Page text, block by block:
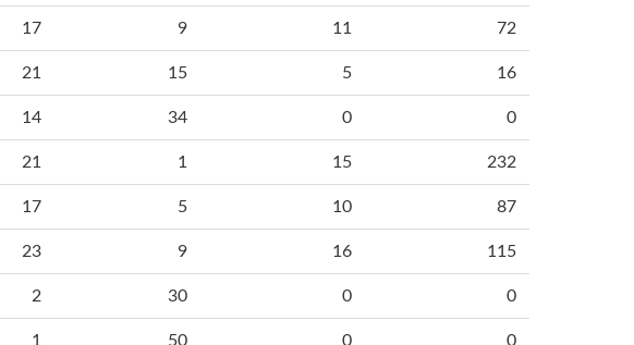
17 9 11 72
21 15 5 16
14 34 0 0
21 1 15 232
17 5 10 87
23 9 16 115
2 30 0 0
1 50 0 0